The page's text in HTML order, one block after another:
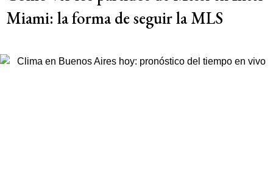
Miami: la forma de seguir la MLS